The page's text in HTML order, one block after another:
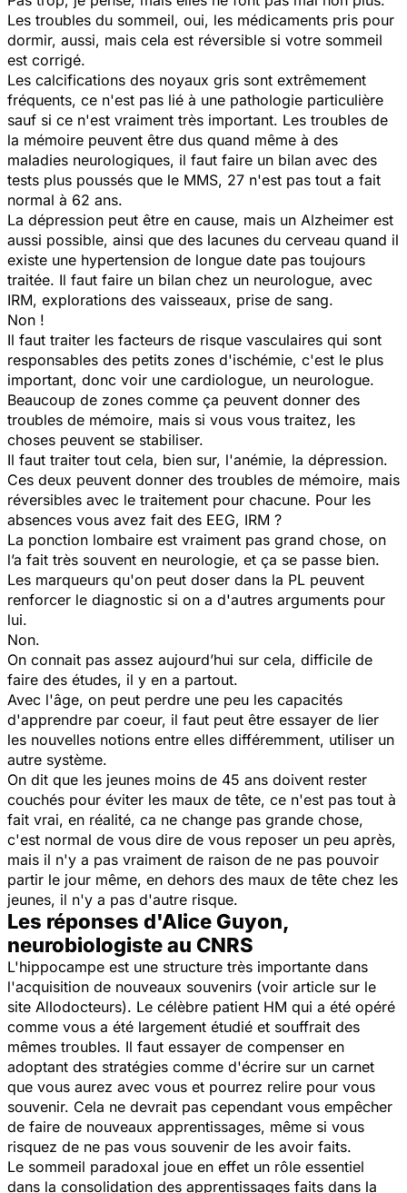
Les troubles du sommeil, oui, les médicaments pris pour
dormir, aussi, mais cela est réversible si votre sommeil
est corrigé.
Les calcifications des noyaux gris sont extrêmement
fréquents, ce n'est pas lié à une pathologie particulière
sauf si ce n'est vraiment très important. Les troubles de
la mémoire peuvent être dus quand même à des
maladies neurologiques, il faut faire un bilan avec des
tests plus poussés que le MMS, 27 n'est pas tout a fait
normal à 62 ans.
La dépression peut être en cause, mais un Alzheimer est
aussi possible, ainsi que des lacunes du cerveau quand il
existe une hypertension de longue date pas toujours
traitée. Il faut faire un bilan chez un neurologue, avec
IRM, explorations des vaisseaux, prise de sang.
Non !
Il faut traiter les facteurs de risque vasculaires qui sont
responsables des petits zones d'ischémie, c'est le plus
important, donc voir une cardiologue, un neurologue.
Beaucoup de zones comme ça peuvent donner des
troubles de mémoire, mais si vous vous traitez, les
choses peuvent se stabiliser.
Il faut traiter tout cela, bien sur, l'anémie, la dépression.
Ces deux peuvent donner des troubles de mémoire, mais
réversibles avec le traitement pour chacune. Pour les
absences vous avez fait des EEG, IRM ?
La ponction lombaire est vraiment pas grand chose, on
l’a fait très souvent en neurologie, et ça se passe bien.
Les marqueurs qu'on peut doser dans la PL peuvent
renforcer le diagnostic si on a d'autres arguments pour
lui.
Non.
On connait pas assez aujourd’hui sur cela, difficile de
faire des études, il y en a partout.
Avec l'âge, on peut perdre une peu les capacités
d'apprendre par coeur, il faut peut être essayer de lier
les nouvelles notions entre elles différemment, utiliser un
autre système.
On dit que les jeunes moins de 45 ans doivent rester
couchés pour éviter les maux de tête, ce n'est pas tout à
fait vrai, en réalité, ca ne change pas grande chose,
c'est normal de vous dire de vous reposer un peu après,
mais il n'y a pas vraiment de raison de ne pas pouvoir
partir le jour même, en dehors des maux de tête chez les
jeunes, il n'y a pas d'autre risque.
Les réponses d'Alice Guyon,
neurobiologiste au CNRS
L'hippocampe est une structure très importante dans
l'acquisition de nouveaux souvenirs (voir article sur le
site Allodocteurs). Le célèbre patient HM qui a été opéré
comme vous a été largement étudié et souffrait des
mêmes troubles. Il faut essayer de compenser en
adoptant des stratégies comme d'écrire sur un carnet
que vous aurez avec vous et pourrez relire pour vous
souvenir. Cela ne devrait pas cependant vous empêcher
de faire de nouveaux apprentissages, même si vous
risquez de ne pas vous souvenir de les avoir faits.
Le sommeil paradoxal joue en effet un rôle essentiel
dans la consolidation des apprentissages faits dans la